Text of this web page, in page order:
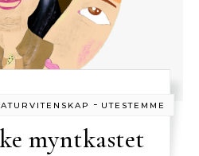
- UTESTEMME
myntkastet